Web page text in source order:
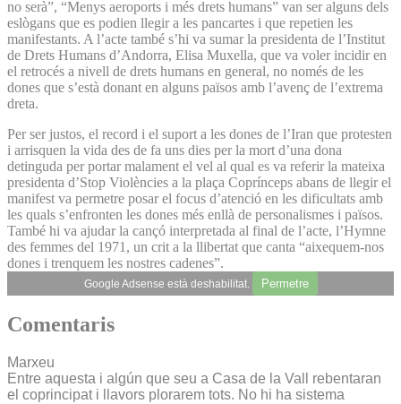
no serà”, “Menys aeroports i més drets humans” van ser alguns dels
eslògans que es podien llegir a les pancartes i que repetien les
manifestants. A l’acte també s’hi va sumar la presidenta de l’Institut
de Drets Humans d’Andorra, Elisa Muxella, que va voler incidir en
el retrocés a nivell de drets humans en general, no només de les
dones que s’està donant en alguns països amb l’avenç de l’extrema
dreta.
Per ser justos, el record i el suport a les dones de l’Iran que protesten
i arrisquen la vida des de fa uns dies per la mort d’una dona
detinguda per portar malament el vel al qual es va referir la mateixa
presidenta d’Stop Violències a la plaça Coprínceps abans de llegir el
manifest va permetre posar el focus d’atenció en les dificultats amb
les quals s’enfronten les dones més enllà de personalismes i països.
També hi va ajudar la cançó interpretada al final de l’acte, l’Hymne
des femmes del 1971, un crit a la llibertat que canta “aixequem-nos
dones i trenquem les nostres cadenes”.
Google Adsense està deshabilitat. Permetre
Comentaris
Marxeu
Entre aquesta i algún que seu a Casa de la Vall rebentaran
el coprincipat i llavors plorarem tots. No hi ha sistema